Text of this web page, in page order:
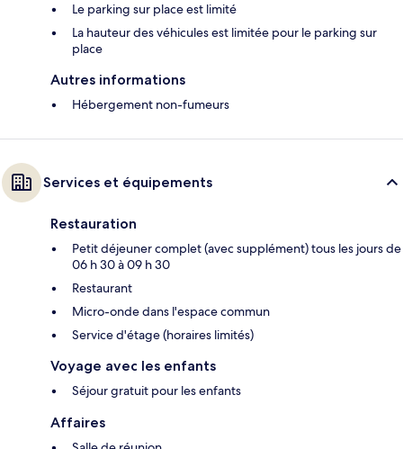
Le parking sur place est limité
La hauteur des véhicules est limitée pour le parking sur
place
Autres informations
Hébergement non-fumeurs
Services et équipements
Restauration
Petit déjeuner complet (avec supplément) tous les jours de
06 h 30 à 09 h 30
Restaurant
Micro-onde dans l'espace commun
Service d'étage (horaires limités)
Voyage avec les enfants
Séjour gratuit pour les enfants
Affaires